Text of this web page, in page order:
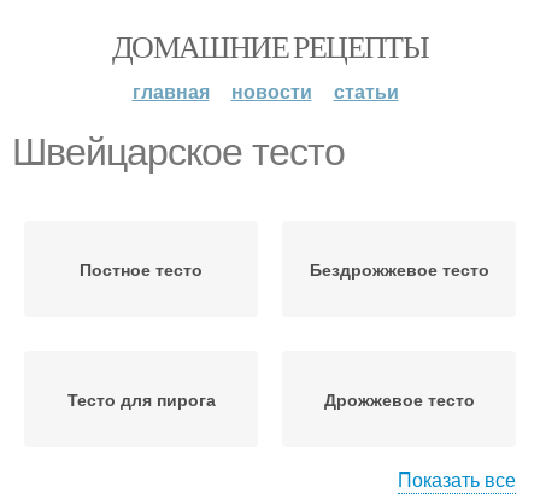
ДОМАШНИЕ РЕЦЕПТЫ
главная новости статьи
Швейцарское тесто
Постное тесто Бездрожжевое тесто
Тесто для пирога Дрожжевое тесто
Показать все